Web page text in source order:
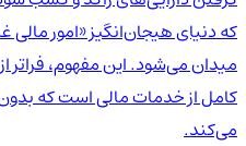
میدان می‌شود. این مفهوم، فراتر
کامل از خدمات مالی است که بدون
می‌کند.